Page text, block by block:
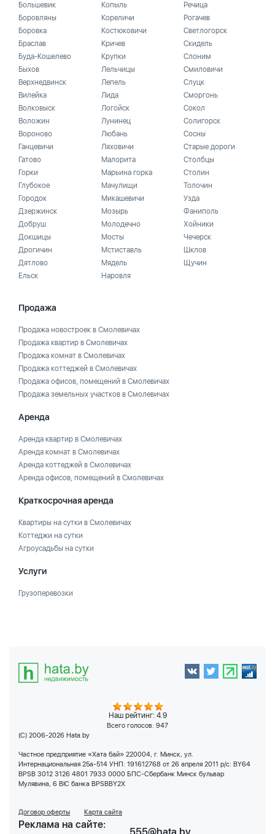
Большевик
Боровляны
Боровка
Браслав
Буда-Кошелево
Быхов
Верхнедвинск
Вилейка
Волковыск
Воложин
Вороново
Ганцевичи
Гатово
Горки
Глубокое
Городок
Дзержинск
Добруш
Докшицы
Дрогичин
Дятлово
Ельск
Копыль
Кореличи
Костюковичи
Кричев
Крупки
Лельчицы
Лепель
Лида
Логойск
Лунинец
Любань
Ляховичи
Малорита
Марьина горка
Мачулищи
Микашевичи
Мозырь
Молодечно
Мосты
Мстиставль
Мядель
Наровля
Речица
Рогачев
Светлогорск
Скидель
Слоним
Смиловичи
Слуцк
Сморгонь
Сокол
Солигорск
Сосны
Старые дороги
Столбцы
Столин
Толочин
Узда
Фаниполь
Хойники
Чечерск
Шклов
Щучин
Продажа
Продажа новостроек в Смолевичах
Продажа квартир в Смолевичах
Продажа комнат в Смолевичах
Продажа коттеджей в Смолевичах
Продажа офисов, помещений в Смолевичах
Продажа земельных участков в Смолевичах
Аренда
Аренда квартир в Смолевичах
Аренда комнат в Смолевичах
Аренда коттеджей в Смолевичах
Аренда офисов, помещений в Смолевичах
Краткосрочная аренда
Квартиры на сутки в Смолевичах
Коттеджи на сутки
Агроусадьбы на сутки
Услуги
Грузоперевозки
Наш рейтинг: 4.9
Всего голосов: 947
(C) 2006-2026 Hata.by
Частное предприятие «Хата бай» 220004, г. Минск, ул.
Интернациональная 25а-514 УНП: 191612768 от 26 апреля 2011 р/с: BY64
BPSB 3012 3126 4801 7933 0000 БПС-Сбербанк Минск бульвар
Мулявина, 6 BIC банка BPSBBY2X
Договор оферты Карта сайта
Реклама на сайте: